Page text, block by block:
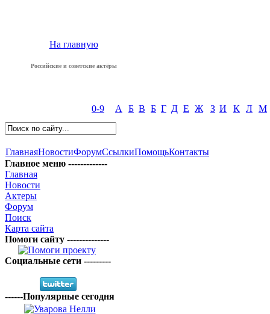
На главную
Российские и советские актёры
0-9 А Б В Б Г Д Е Ж З И К Л М
ГлавнаяНовостиФорумСсылкиПомощьКонтакты
Главное меню -------------
Главная
Новости
Актеры
Форум
Поиск
Карта сайта
Помоги сайту --------------
Социальные сети ---------
------Популярные сегодня